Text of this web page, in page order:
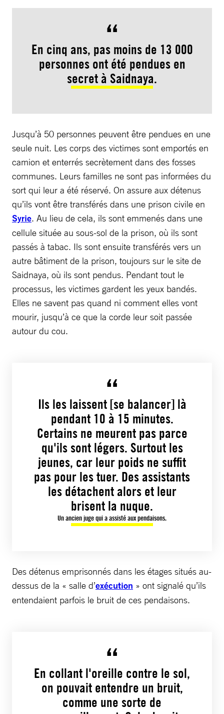
En cinq ans, pas moins de 13 000
personnes ont été pendues en
secret à Saidnaya.
Jusqu’à 50 personnes peuvent être pendues en une
seule nuit. Les corps des victimes sont emportés en
camion et enterrés secrètement dans des fosses
communes. Leurs familles ne sont pas informées du
sort qui leur a été réservé. On assure aux détenus
qu’ils vont être transférés dans une prison civile en
Syrie. Au lieu de cela, ils sont emmenés dans une
cellule située au sous-sol de la prison, où ils sont
passés à tabac. Ils sont ensuite transférés vers un
autre bâtiment de la prison, toujours sur le site de
Saidnaya, où ils sont pendus. Pendant tout le
processus, les victimes gardent les yeux bandés.
Elles ne savent pas quand ni comment elles vont
mourir, jusqu’à ce que la corde leur soit passée
autour du cou.
Ils les laissent [se balancer] là
pendant 10 à 15 minutes.
Certains ne meurent pas parce
qu'ils sont légers. Surtout les
jeunes, car leur poids ne suffit
pas pour les tuer. Des assistants
les détachent alors et leur
brisent la nuque.
Un ancien juge qui a assisté aux pendaisons.
Des détenus emprisonnés dans les étages situés au-
dessus de la « salle d’exécution » ont signalé qu’ils
entendaient parfois le bruit de ces pendaisons.
En collant l'oreille contre le sol,
on pouvait entendre un bruit,
comme une sorte de